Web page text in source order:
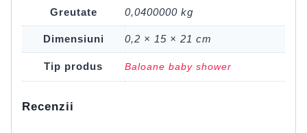
Greutate 0,0400000 kg
Dimensiuni 0,2 × 15 × 21 cm
Tip produs Baloane baby shower
Recenzii